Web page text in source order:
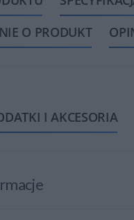
O PRODUKT
I AKCESORIA